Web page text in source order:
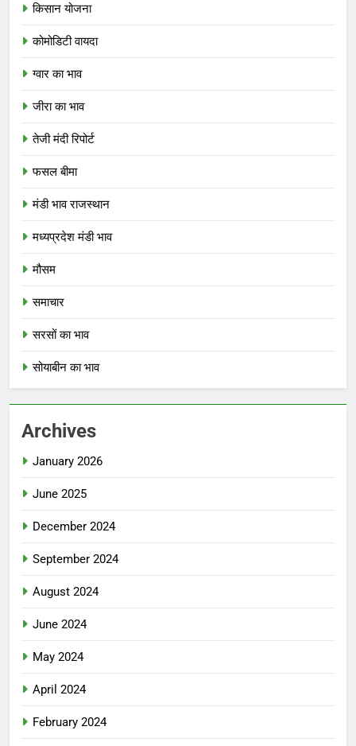
किसान योजना
कोमोडिटी वायदा
ग्वार का भाव
जीरा का भाव
तेजी मंदी रिपोर्ट
फसल बीमा
मंडी भाव राजस्थान
मध्यप्रदेश मंडी भाव
मौसम
समाचार
सरसों का भाव
सोयाबीन का भाव
Archives
January 2026
June 2025
December 2024
September 2024
August 2024
June 2024
May 2024
April 2024
February 2024